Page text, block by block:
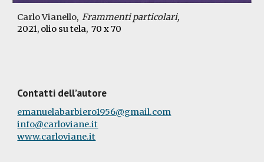
Carlo Vianello,Frammenti particolari,
2021, olio su tela, 70 x 70
Contatti dell’autore
emanuelabarbiero1956@gmail.com
info@carloviane.it
www.carloviane.it